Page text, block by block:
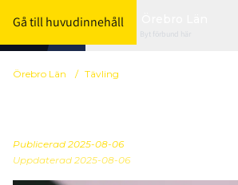
Gå till huvudinnehåll
Byt förbund här
Örebro Län / Tävling
Publicerad 2025-08-06
Uppdaterad 2025-08-06